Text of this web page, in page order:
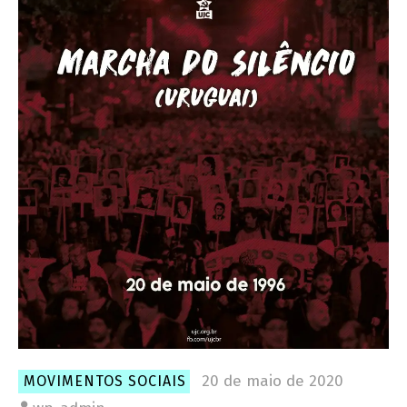
MOVIMENTOS SOCIAIS
20 de maio de 2020